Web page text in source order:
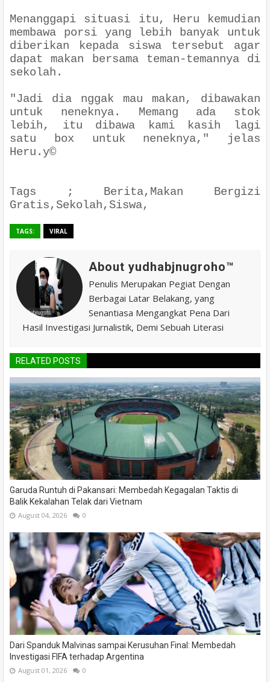
Menanggapi situasi itu, Heru kemudian
membawa porsi yang lebih banyak untuk
diberikan kepada siswa tersebut agar
dapat makan bersama teman-temannya di
sekolah.
"Jadi dia nggak mau makan, dibawakan
untuk neneknya. Memang ada stok
lebih, itu dibawa kami kasih lagi
satu box untuk neneknya," jelas
Heru.y©
Tags ; Berita,Makan Bergizi
Gratis,Sekolah,Siswa,
TAGS: VIRAL
About yudhabjnugroho™️
Penulis Merupakan Pegiat Dengan
Berbagai Latar Belakang, yang
Senantiasa Mengangkat Pena Dari
Hasil Investigasi Jurnalistik, Demi Sebuah Literasi
RELATED POSTS
Garuda Runtuh di Pakansari: Membedah Kegagalan Taktis di
Balik Kekalahan Telak dari Vietnam
August 04, 2026 0
Dari Spanduk Malvinas sampai Kerusuhan Final: Membedah
Investigasi FIFA terhadap Argentina
August 01, 2026 0